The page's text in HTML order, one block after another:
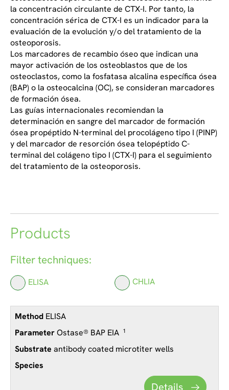
la concentración circulante de CTX-I. Por tanto, la
concentración sérica de CTX-I es un indicador para la
evaluación de la evolución y/o del tratamiento de la
osteoporosis.
Los marcadores de recambio óseo que indican una
mayor activación de los osteoblastos que de los
osteoclastos, como la fosfatasa alcalina específica ósea
(BAP) o la osteocalcina (OC), se consideran marcadores
de formación ósea.
Las guías internacionales recomiendan la
determinación en sangre del marcador de formación
ósea propéptido N-terminal del procolágeno tipo I (PINP)
y del marcador de resorción ósea telopéptido C-
terminal del colágeno tipo I (CTX-I) para el seguimiento
del tratamiento de la osteoporosis.
Products
Filter techniques:
ELISA CHLIA
ELISA
Ostase® BAP EIA 1
antibody coated microtiter wells
Details